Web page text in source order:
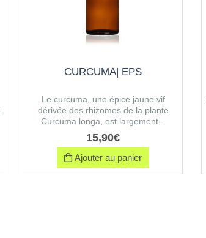
CURCUMA| EPS
Le curcuma, une épice jaune vif
dérivée des rhizomes de la plante
Curcuma longa, est largement...
15,90€
Ajouter au panier